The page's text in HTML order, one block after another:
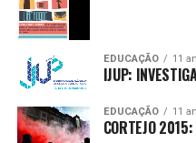
EDUCAÇÃO 11
IJUP:
EDUCAÇÃO 11
CORTEJO